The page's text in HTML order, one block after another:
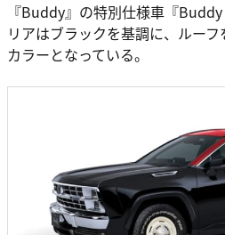
『Buddy』の特別仕様車『
リアはブラックを基調に、ルー
カラーとなっている。